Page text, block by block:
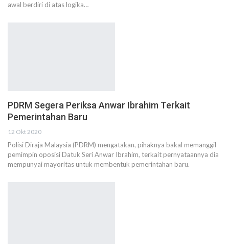
awal berdiri di atas logika…
PDRM Segera Periksa Anwar Ibrahim Terkait
Pemerintahan Baru
12 Okt 2020
Polisi Diraja Malaysia (PDRM) mengatakan, pihaknya bakal memanggil
pemimpin oposisi Datuk Seri Anwar Ibrahim, terkait pernyataannya dia
mempunyai mayoritas untuk membentuk pemerintahan baru.